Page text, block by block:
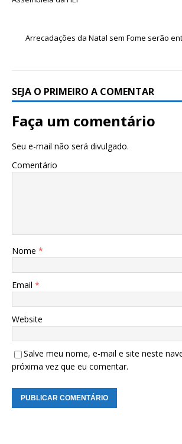
Arrecadações da Natal sem Fome serão
SEJA O PRIMEIRO A COMENTAR
Faça um comentário
Seu e-mail não será divulgado.
Comentário
Nome *
Email *
Website
Salve meu nome, e-mail e site neste
próxima vez que eu comentar.